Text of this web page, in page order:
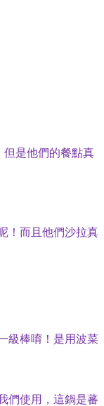
是他們的餐點真
！而且他們沙拉真
級棒唷！是用波菜
們使用，這鍋是蕃